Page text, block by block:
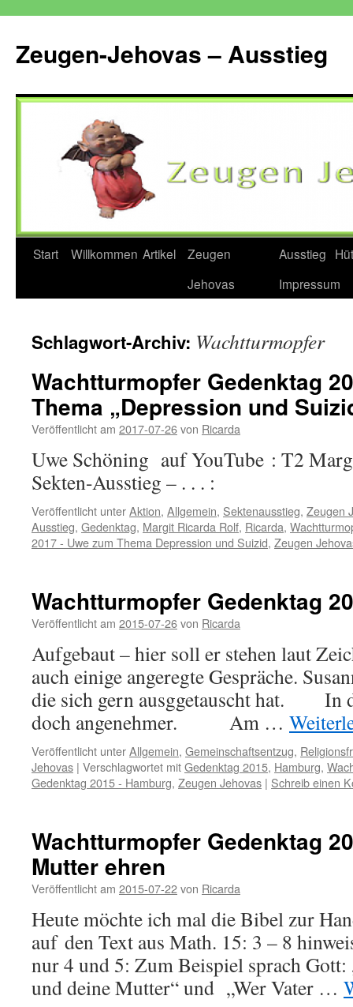
springen
Zeugen-Jehovas – Ausstieg
Start Willkommen Artikel
Zeugen
Jehovas
Ausstieg
Impressum
Schlagwort-Archiv: Wachtturmopfer
Wachtturmopfer Gedenktag
Thema „Depression und
Veröffentlicht am 2017-07-26von Ricarda
Uwe Schöning auf YouTube : T2
Sekten-Ausstieg – . . . :
Veröffentlicht unterAktion, Allgemein, Sektenausstieg, Zeugen
Ausstieg, Gedenktag, Margit Ricarda Rolf, Ricarda,
2017 - Uwe zum Thema Depression und Suizid, Zeugen
Wachtturmopfer Gedenktag
Veröffentlicht am 2015-07-26von Ricarda
Aufgebaut – hier soll er stehen laut
auch einige angeregte Gespräche.
die sich gern ausggetauscht hat. In
doch angenehmer. Am …
Veröffentlicht unterAllgemein, Gemeinschaftsentzug,
Jehovas | Verschlagwortet mitGedenktag 2015, Hamburg,
Gedenktag 2015 - Hamburg, Zeugen Jehovas | Schreib einen
Wachtturmopfer Gedenktag
Mutter ehren
Veröffentlicht am 2015-07-22von Ricarda
Heute möchte ich mal die Bibel zur
auf den Text aus Math. 15: 3 – 8
nur 4 und 5: Zum Beispiel sprach Gott:
und deine Mutter“ und „Wer Vater …